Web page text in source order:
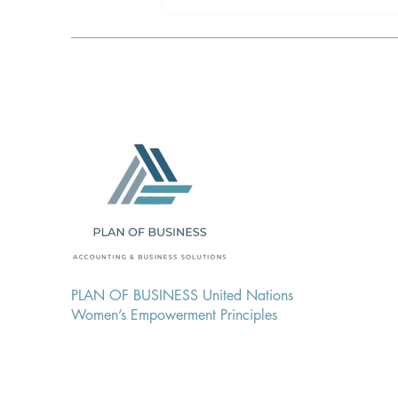
Εργαλεία Ανάλυσης
PLAN OF BUSINESS United Nations
Women’s Empowerment Principles